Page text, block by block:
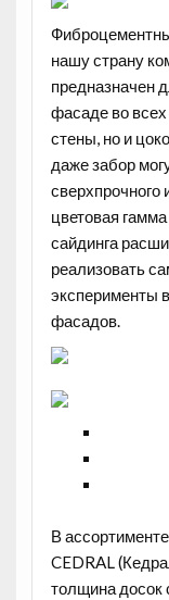
нашу страну
предназначен
фасаде во
стены, но и
даже забор
сверхпрочного
цветовая
сайдинга
реализовать
эксперименты
фасадов.
В
CEDRAL
толщина досок